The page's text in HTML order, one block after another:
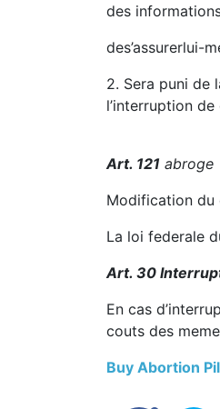
des
des’assurerlui-
2. Sera puni de
l’interruption
Art. 121 abroge
Modification du
La loi federale
Art. 30
En cas
couts des
Buy Abortion